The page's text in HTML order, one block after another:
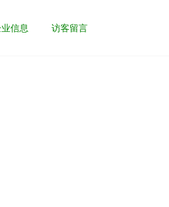
信息 访客留言